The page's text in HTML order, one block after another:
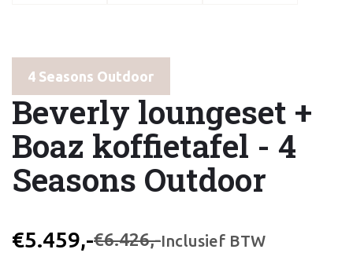
4 Seasons Outdoor
Beverly loungeset +
Boaz koffietafel - 4
Seasons Outdoor
€5.459,-€6.426,-Inclusief BTW